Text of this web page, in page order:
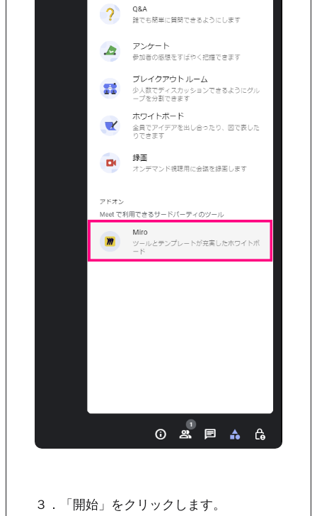
３．「開始」をクリックします。